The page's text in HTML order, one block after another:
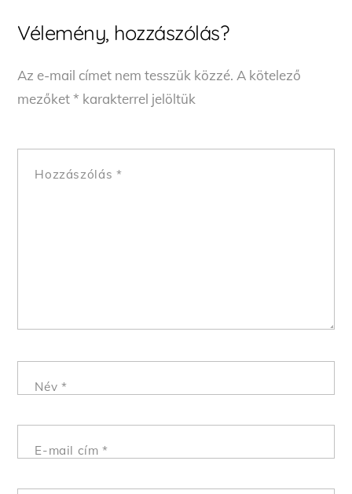
Vélemény, hozzászólás?
Az e-mail címet nem tesszük közzé. A kötelező
mezőket* karakterrel jelöltük
Hozzászólás *
Név *
E-mail cím*